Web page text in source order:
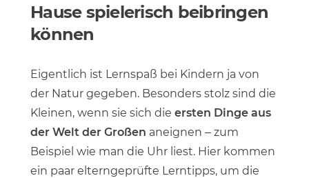
Hause spielerisch beibringen
können
Eigentlich ist Lernspaß bei Kindern ja von
der Natur gegeben. Besonders stolz sind die
Kleinen, wenn sie sich die ersten Dinge aus
der Welt der Großen aneignen – zum
Beispiel wie man die Uhr liest. Hier kommen
ein paar elterngeprüfte Lerntipps, um die